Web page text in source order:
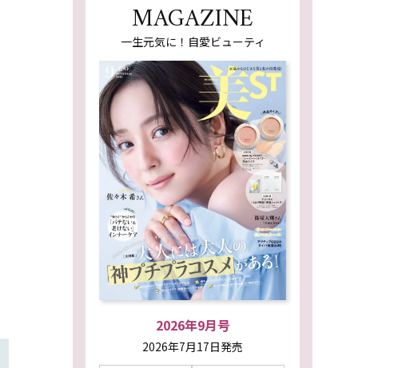
MAGAZINE
一生元気に！自愛ビューティ
2026年9月号
2026年7月17日発売